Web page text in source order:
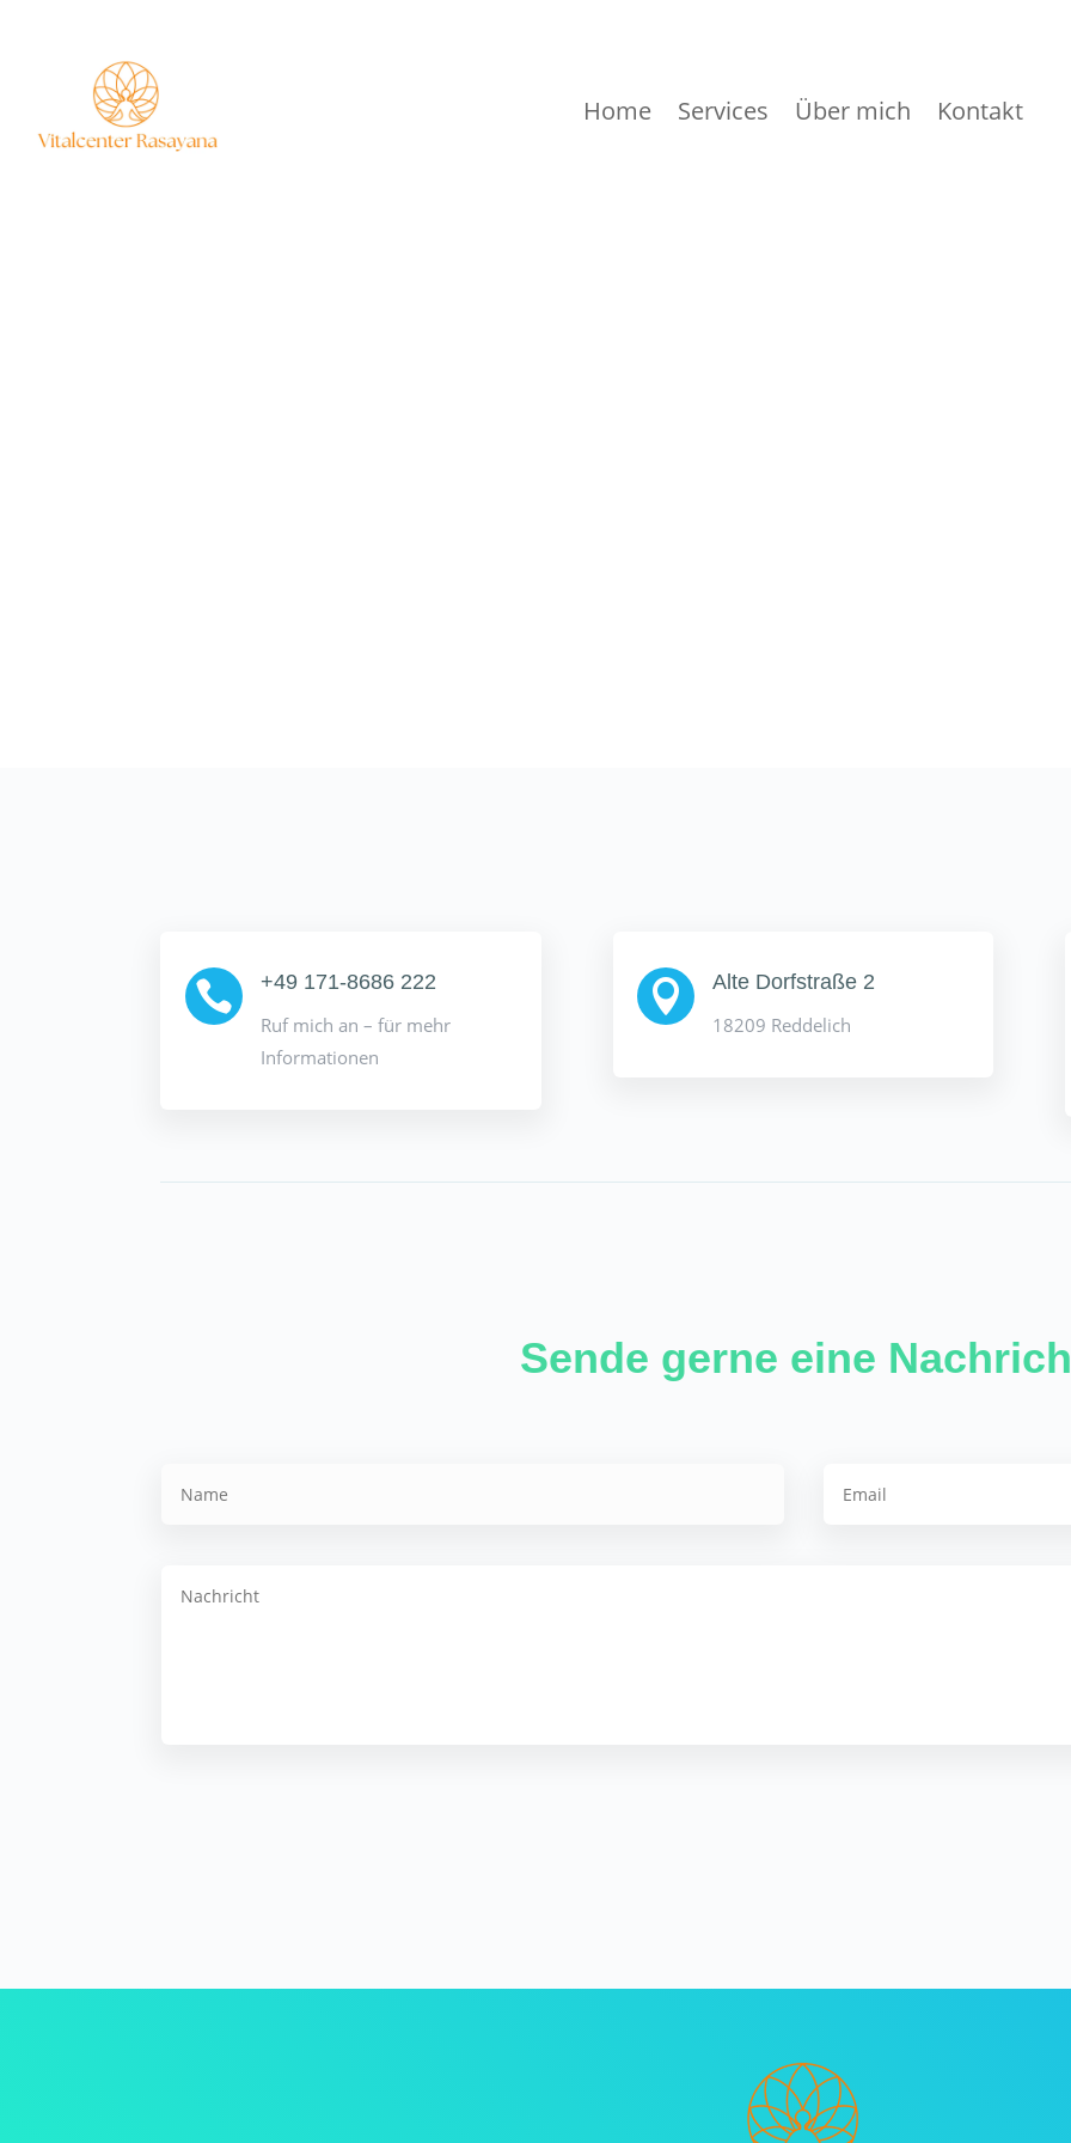
Home Services Über mich Kontakt

+49 171-8686 222
Ruf mich an – für mehr
Informationen

Alte Dorfstraße 2
18209 Reddelich
Sende gerne eine